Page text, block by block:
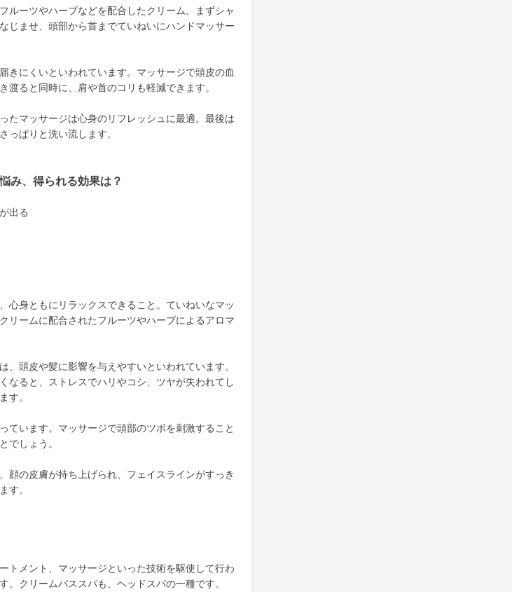
ルーツやハーブなどを配合したクリーム。まずシャ
じませ、頭部から首までていねいにハンドマッサー
きにくいといわれています。マッサージで頭皮の血
渡ると同時に、肩や首のコリも軽減できます。
たマッサージは心身のリフレッシュに最適。最後は
っぱりと洗い流します。
み、得られる効果は？
出る
心身ともにリラックスできること。ていねいなマッ
リームに配合されたフルーツやハーブによるアロマ
、頭皮や髪に影響を与えやすいといわれています。
なると、ストレスでハリやコシ、ツヤが失われてし
す。
ています。マッサージで頭部のツボを刺激すること
でしょう。
顔の皮膚が持ち上げられ、フェイスラインがすっき
す。
トメント、マッサージといった技術を駆使して行わ
。クリームバススパも、ヘッドスパの一種です。